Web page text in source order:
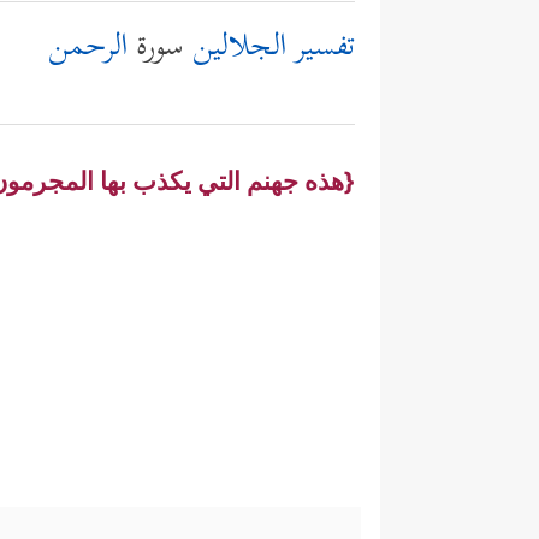
تفسير الجلالين سورةالرحمن
{هذه جهنم التي يكذب بها